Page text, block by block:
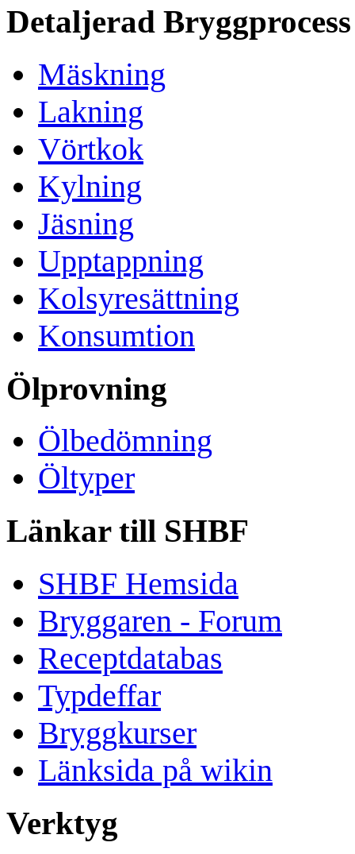
Detaljerad Bryggprocess
Mäskning
Lakning
Vörtkok
Kylning
Jäsning
Upptappning
Kolsyresättning
Konsumtion
Ölprovning
Ölbedömning
Öltyper
Länkar till SHBF
SHBF Hemsida
Bryggaren - Forum
Receptdatabas
Typdeffar
Bryggkurser
Länksida på wikin
Verktyg